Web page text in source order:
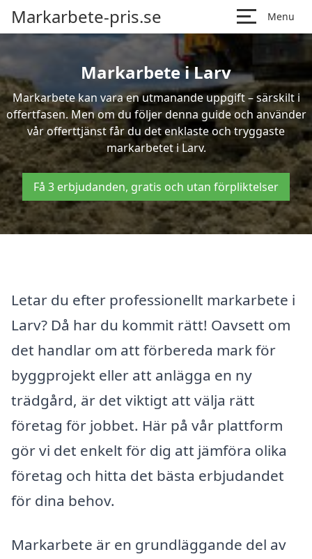
Markarbete-pris.se Menu
Markarbete i Larv
Markarbete kan vara en utmanande uppgift – särskilt i
offertfasen. Men om du följer denna guide och använder
vår offerttjänst får du det enklaste och tryggaste
markarbetet i Larv.
Få 3 erbjudanden, gratis och utan förpliktelser
Letar du efter professionellt markarbete i
Larv? Då har du kommit rätt! Oavsett om
det handlar om att förbereda mark för
byggprojekt eller att anlägga en ny
trädgård, är det viktigt att välja rätt
företag för jobbet. Här på vår plattform
gör vi det enkelt för dig att jämföra olika
företag och hitta det bästa erbjudandet
för dina behov.
Markarbete är en grundläggande del av